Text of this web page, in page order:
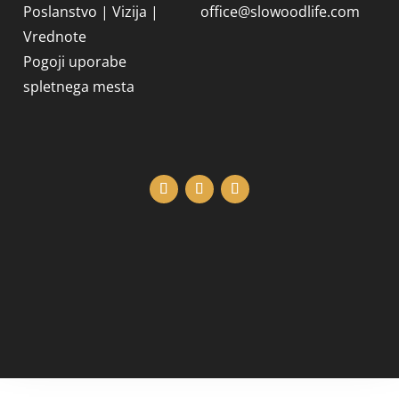
Poslanstvo | Vizija |
Vrednote
Pogoji uporabe
spletnega mesta
office@slowoodlife.com